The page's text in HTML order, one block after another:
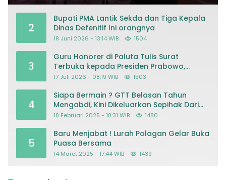
2
Bupati PMA Lantik Sekda dan Tiga Kepala
Dinas Defenitif Ini orangnya
18 Juni 2026 - 13:14 WIB 1504
3
Guru Honorer di Paluta Tulis Surat
Terbuka kepada Presiden Prabowo,
Mohon Keadilan atas Dugaan
17 Juli 2026 - 08:19 WIB 1503
4
Siapa Bermain ? GTT Belasan Tahun
Mengabdi, Kini Dikeluarkan Sepihak Dari
Dapodik
18 Februari 2025 - 18:31 WIB 1480
5
Baru Menjabat ! Lurah Polagan Gelar Buka
Puasa Bersama
14 Maret 2025 - 17:44 WIB 1439